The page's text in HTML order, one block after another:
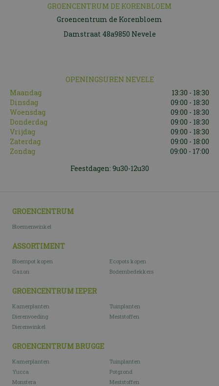
GROENCENTRUM DE KORENBLOEM
Groencentrum de Korenbloem
Damstraat 48a9850 Nevele
OPENINGSUREN NEVELE
Maandag
13:30 - 18:30
Dinsdag
09:00 - 18:30
Woensdag
09:00 - 18:30
Donderdag
09:00 - 18:30
Vrijdag
09:00 - 18:30
Zaterdag
09:00 - 18:00
Zondag
09:00 - 17:00
Feestdagen: 9u30-12u30
GROENCENTRUM
Bloemenwinkel
ASSORTIMENT
Bloempot kopen
Ecopots kopen
Gazon
Bodembedekkers
GROENCENTRUM IEPER
Kamerplanten
Tuinplanten
Dierenvoeding
Meststoffen
Dierenwinkel
GROENCENTRUM BRUGGE
Kamerplanten
Tuinplanten
Yucca
Potgrond
Monstera
Meststoffen